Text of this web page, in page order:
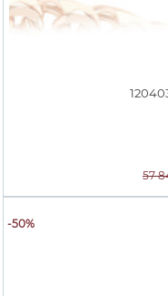
57
-50%